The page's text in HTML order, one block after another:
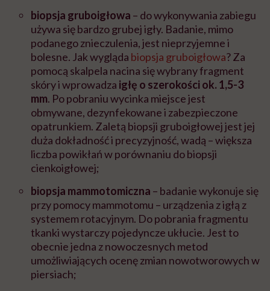
biopsja gruboigłowa – do wykonywania zabiegu
używa się bardzo grubej igły. Badanie, mimo
podanego znieczulenia, jest nieprzyjemne i
bolesne. Jak wygląda biopsja gruboigłowa? Za
pomocą skalpela nacina się wybrany fragment
skóry i wprowadza igłę o szerokości ok. 1,5-3
mm. Po pobraniu wycinka miejsce jest
obmywane, dezynfekowane i zabezpieczone
opatrunkiem. Zaletą biopsji gruboigłowej jest jej
duża dokładność i precyzyjność, wadą – większa
liczba powikłań w porównaniu do biopsji
cienkoigłowej;
biopsja mammotomiczna – badanie wykonuje się
przy pomocymammotomu – urządzenia z igłą z
systemem rotacyjnym. Do pobrania fragmentu
tkanki wystarczy pojedyncze ukłucie. Jest to
obecnie jedna z nowoczesnych metod
umożliwiających ocenę zmian nowotworowych w
piersiach;